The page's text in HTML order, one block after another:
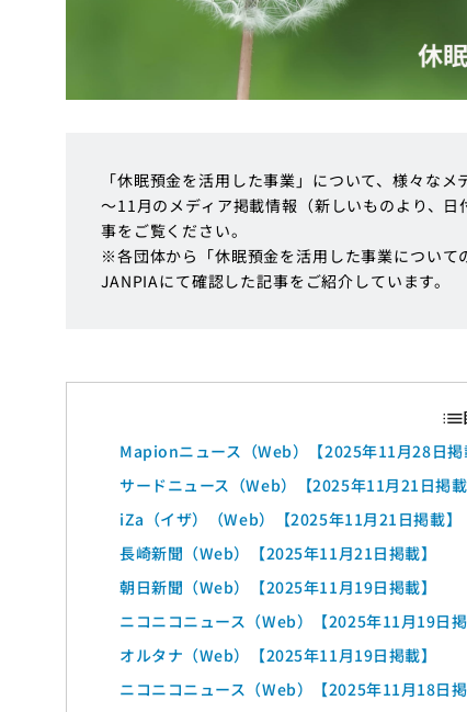
「休眠預金を活用した事業」について、様々な
～11月のメディア掲載情報（新しいものより、
事をご覧ください。
※各団体から「休眠預金を活用した事業について
JANPIAにて確認した記事をご紹介しています。
Mapionニュース（Web）【2025年11月28日掲
サードニュース（Web）【2025年11月21日掲載
iZa（イザ）（Web）【2025年11月21日掲載】
長崎新聞（Web）【2025年11月21日掲載】
朝日新聞（Web）【2025年11月19日掲載】
ニコニコニュース（Web）【2025年11月19日掲
オルタナ（Web）【2025年11月19日掲載】
ニコニコニュース（Web）【2025年11月18日掲